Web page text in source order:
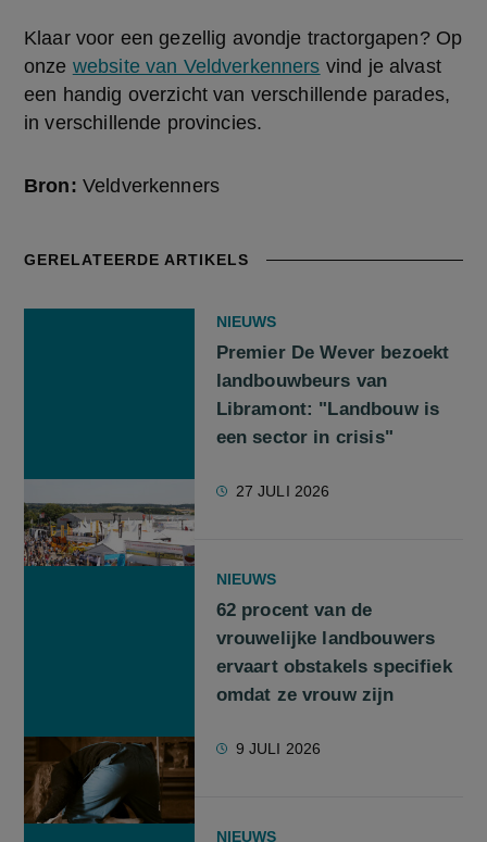
Klaar voor een gezellig avondje tractorgapen? Op
onze website van Veldverkenners vind je alvast
een handig overzicht van verschillende parades,
in verschillende provincies.
Bron: Veldverkenners
GERELATEERDE ARTIKELS
NIEUWS
Premier De Wever bezoekt
landbouwbeurs van
Libramont: "Landbouw is
een sector in crisis"
27 JULI 2026
NIEUWS
62 procent van de
vrouwelijke landbouwers
ervaart obstakels specifiek
omdat ze vrouw zijn
9 JULI 2026
NIEUWS